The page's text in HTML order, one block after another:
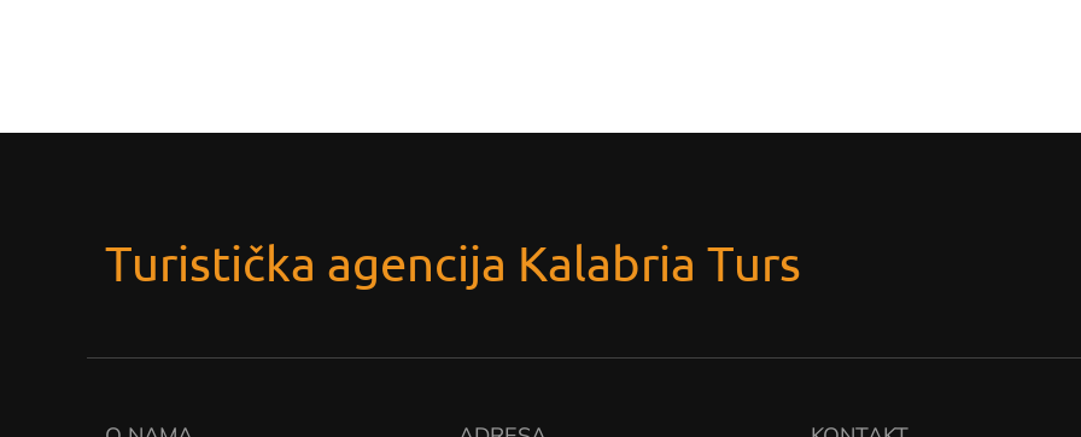
Turistička agencija Kalabria Turs